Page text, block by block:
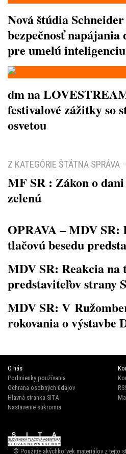
Nová štúdia
bezpečnosť
pre umelú inteligenciu
dm na
festivalové zážitky so
osvetou
Z KATEGÓRIE ŠTÁTNA SPRÁVA
MF SR : Zákon o
zelenú
OPRAVA – MDV SR:
tlačovú besedu
MDV SR: Reakcia na
predstaviteľov strany
MDV SR: V
rokovania o výstavbe
O nás
Podmienky používania
Ochrana osobných údajov
Hlavná stránka SITA
Nastavenie sukromia
© Použitie akýchkoľvek materiálov z tejto